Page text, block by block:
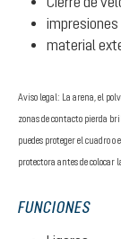
material
Aviso legal: La arena, el
zonas de contacto pierda
puedes proteger el cuadro
protectora antes de colocar
FUNCIONES